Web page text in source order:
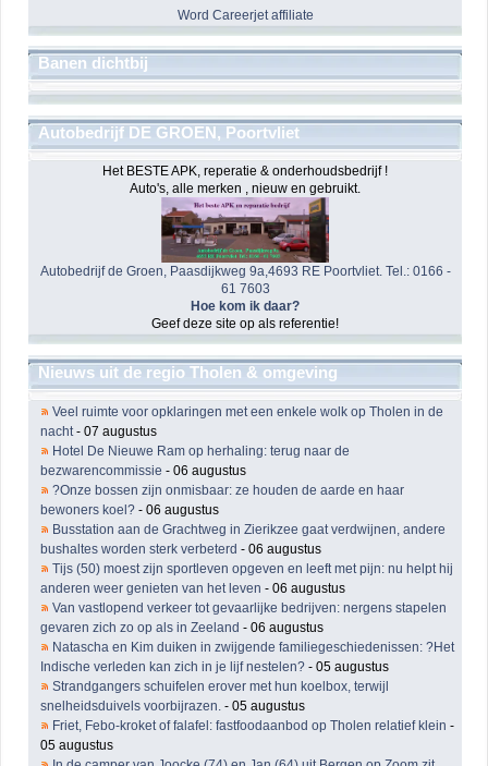
Word Careerjet affiliate
Banen dichtbij
Autobedrijf DE GROEN, Poortvliet
Het BESTE APK, reperatie & onderhoudsbedrijf !
Auto's, alle merken , nieuw en gebruikt.
Autobedrijf de Groen, Paasdijkweg 9a,4693 RE Poortvliet. Tel.: 0166 -
61 7603
Hoe kom ik daar?
Geef deze site op als referentie!
Nieuws uit de regio Tholen & omgeving
Veel ruimte voor opklaringen met een enkele wolk op Tholen in de
nacht - 07 augustus
Hotel De Nieuwe Ram op herhaling: terug naar de
bezwarencommissie - 06 augustus
?Onze bossen zijn onmisbaar: ze houden de aarde en haar
bewoners koel? - 06 augustus
Busstation aan de Grachtweg in Zierikzee gaat verdwijnen, andere
bushaltes worden sterk verbeterd - 06 augustus
Tijs (50) moest zijn sportleven opgeven en leeft met pijn: nu helpt hij
anderen weer genieten van het leven - 06 augustus
Van vastlopend verkeer tot gevaarlijke bedrijven: nergens stapelen
gevaren zich zo op als in Zeeland - 06 augustus
Natascha en Kim duiken in zwijgende familiegeschiedenissen: ?Het
Indische verleden kan zich in je lijf nestelen? - 05 augustus
Strandgangers schuifelen erover met hun koelbox, terwijl
snelheidsduivels voorbijrazen. - 05 augustus
Friet, Febo-kroket of falafel: fastfoodaanbod op Tholen relatief klein -
05 augustus